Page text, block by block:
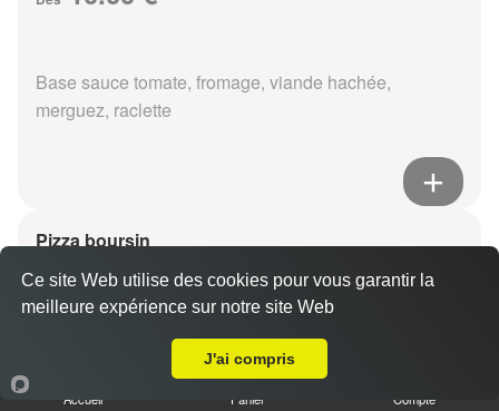
Base sauce tomate, fromage, viande hachée,
merguez, raclette
Pizza boursin
Dès10.00 €
Base sauce tomate, fromage, viande hachée, boursin,
Accueil Panier Compte
Ce site Web utilise des cookies pour vous garantir la
meilleure expérience sur notre site Web
J'ai compris